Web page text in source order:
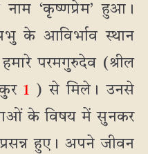
‘कृष्णप्रेम’ हुआ।
के आविर्भाव स्थान
परमगुरुदेव (श्रील
1) से मिले। उनसे
के विषय में सुनकर
हुए। अपने जीवन